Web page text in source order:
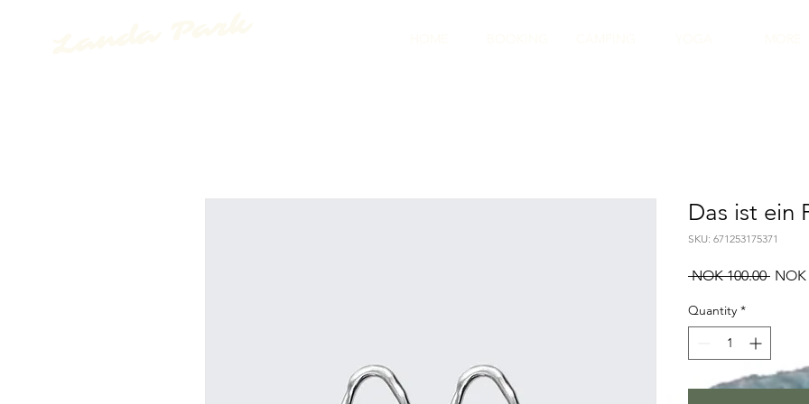
Das ist ein
SKU: 671253175371
NOK 100.00 NOK
Quantity *